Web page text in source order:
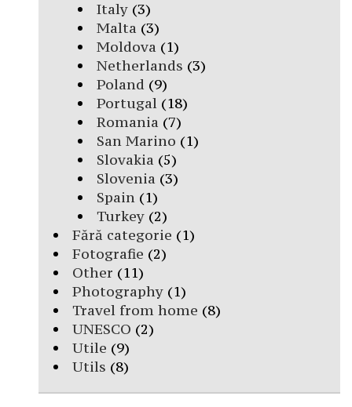
Italy(3)
Malta (3)
Moldova (1)
Netherlands (3)
Poland (9)
Portugal(18)
Romania (7)
San Marino (1)
Slovakia (5)
Slovenia (3)
Spain(1)
Turkey(2)
Fără categorie (1)
Fotografie (2)
Other (11)
Photography (1)
Travel from home (8)
UNESCO (2)
Utile (9)
Utils (8)